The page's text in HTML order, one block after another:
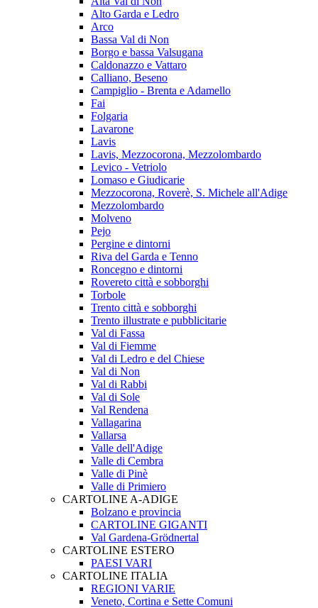
Alto Garda e Ledro
Arco
Bassa Val di Non
Borgo e bassa Valsugana
Caldonazzo e Vattaro
Calliano, Beseno
Campiglio - Brenta e Adamello
Fai
Folgaria
Lavarone
Lavis
Lavis, Mezzocorona, Mezzolombardo
Levico - Vetriolo
Lomaso e Giudicarie
Mezzocorona, Roverè, S. Michele all'Adige
Mezzolombardo
Molveno
Pejo
Pergine e dintorni
Riva del Garda e Tenno
Roncegno e dintorni
Rovereto città e sobborghi
Torbole
Trento città e sobborghi
Trento illustrate e pubblicitarie
Val di Fassa
Val di Fiemme
Val di Ledro e del Chiese
Val di Non
Val di Rabbi
Val di Sole
Val Rendena
Vallagarina
Vallarsa
Valle dell'Adige
Valle di Cembra
Valle di Pinè
Valle di Primiero
CARTOLINE A-ADIGE
Bolzano e provincia
CARTOLINE GIGANTI
Val Gardena-Grödnertal
CARTOLINE ESTERO
PAESI VARI
CARTOLINE ITALIA
REGIONI VARIE
Veneto, Cortina e Sette Comuni